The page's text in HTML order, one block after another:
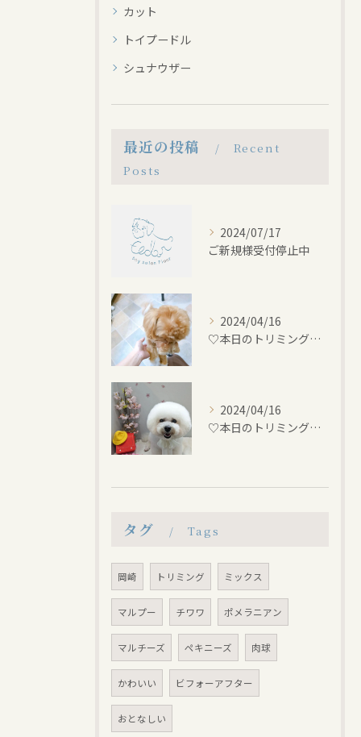
カット
トイプードル
シュナウザー
最近の投稿
Recent
Posts
2024/07/17
ご新規様受付停止中
2024/04/16
♡本日のトリミング♡⁠~岡崎トリミングサロン~
2024/04/16
♡本日のトリミング♡⁠~岡崎トリミングサロン~
タグ Tags
岡崎 トリミング ミックス
マルプー チワワ ポメラニアン
マルチーズ ペキニーズ 肉球
かわいい ビフォーアフター
おとなしい